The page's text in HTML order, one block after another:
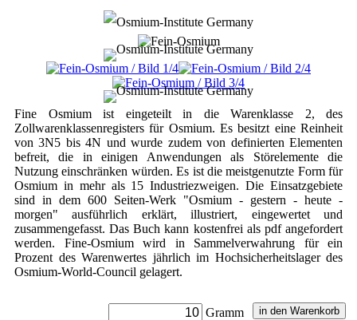
Fine Osmium ist eingeteilt in die Warenklasse 2, des
Zollwarenklassenregisters für Osmium. Es besitzt eine Reinheit
von 3N5 bis 4N und wurde zudem von definierten Elementen
befreit, die in einigen Anwendungen als Störelemente die
Nutzung einschränken würden. Es ist die meistgenutzte Form für
Osmium in mehr als 15 Industriezweigen. Die Einsatzgebiete
sind in dem 600 Seiten-Werk "Osmium - gestern - heute -
morgen" ausführlich erklärt, illustriert, eingewertet und
zusammengefasst. Das Buch kann kostenfrei als pdf angefordert
werden. Fine-Osmium wird in Sammelverwahrung für ein
Prozent des Warenwertes jährlich im Hochsicherheitslager des
Osmium-World-Council gelagert.
Gramm